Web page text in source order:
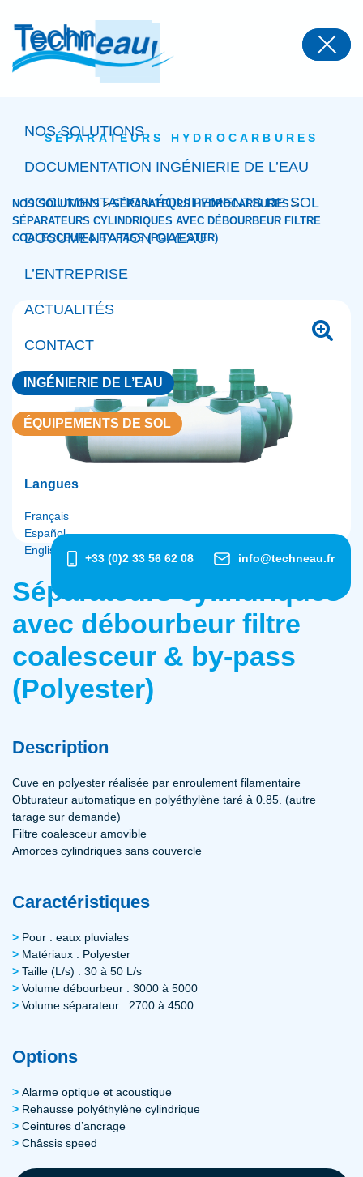
NOS SOLUTIONS
DOCUMENTATION INGÉNIERIE DE L’EAU
DOCUMENTATION ÉQUIPEMENTS DE SOL
DOCUMENTATION GAEAU
L’ENTREPRISE
ACTUALITÉS
CONTACT
INGÉNIERIE DE L’EAU
ÉQUIPEMENTS DE SOL
Langues
Français
Español
English
+33 (0)2 33 56 62 08 info@techneau.fr
SÉPARATEURS HYDROCARBURES
NOS SOLUTIONS>SÉPARATEURS HYDROCARBURES >
SÉPARATEURS CYLINDRIQUES AVEC DÉBOURBEUR FILTRE
COALESCEUR & BY-PASS (POLYESTER)
Séparateurs cylindriques
avec débourbeur filtre
coalesceur & by-pass
(Polyester)
Description
Cuve en polyester réalisée par enroulement filamentaire
Obturateur automatique en polyéthylène taré à 0.85. (autre
tarage sur demande)
Filtre coalesceur amovible
Amorces cylindriques sans couvercle
Caractéristiques
Pour : eaux pluviales
Matériaux : Polyester
Taille (L/s) : 30 à 50 L/s
Volume débourbeur : 3000 à 5000
Volume séparateur : 2700 à 4500
Options
Alarme optique et acoustique
Rehausse polyéthylène cylindrique
Ceintures d’ancrage
Châssis speed